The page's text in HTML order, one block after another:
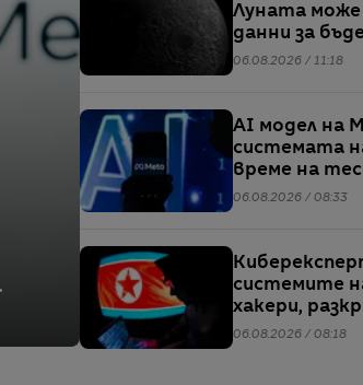
Луната може
данни за
06.08.2026 / 11:18
AI модел на
системата
време на
06.08.2026 / 08:33
системите
хакери,
мащаб на
06.08.2026 / 08:18